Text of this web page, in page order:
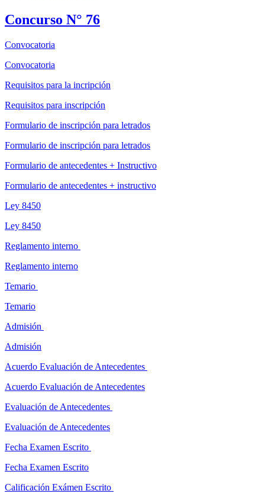
Concurso N° 76
Convocatoria
Convocatoria
Requisitos para la incripción
Requisitos para inscripción
Formulario de inscripción para letrados
Formulario de inscripción para letrados
Formulario de antecedentes + Instructivo
Formulario de antecedentes + instructivo
Ley 8450
Ley 8450
Reglamento interno
Reglamento interno
Temario
Temario
Admisión
Admisión
Acuerdo Evaluación de Antecedentes
Acuerdo Evaluación de Antecedentes
Evaluación de Antecedentes
Evaluación de Antecedentes
Fecha Examen Escrito
Fecha Examen Escrito
Calificación Exámen Escrito